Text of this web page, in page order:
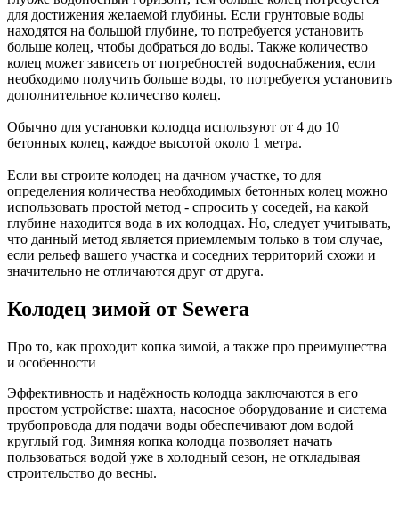
для достижения желаемой глубины. Если грунтовые воды
находятся на большой глубине, то потребуется установить
больше колец, чтобы добраться до воды. Также количество
колец может зависеть от потребностей водоснабжения, если
необходимо получить больше воды, то потребуется установить
дополнительное количество колец.
Обычно для установки колодца используют от 4 до 10
бетонных колец, каждое высотой около 1 метра.
Если вы строите колодец на дачном участке, то для
определения количества необходимых бетонных колец можно
использовать простой метод - спросить у соседей, на какой
глубине находится вода в их колодцах. Но, следует учитывать,
что данный метод является приемлемым только в том случае,
если рельеф вашего участка и соседних территорий схожи и
значительно не отличаются друг от друга.
Колодец зимой от Sewera
Про то, как проходит копка зимой, а также про преимущества
и особенности
Эффективность и надёжность колодца заключаются в его
простом устройстве: шахта, насосное оборудование и система
трубопровода для подачи воды обеспечивают дом водой
круглый год. Зимняя копка колодца позволяет начать
пользоваться водой уже в холодный сезон, не откладывая
строительство до весны.